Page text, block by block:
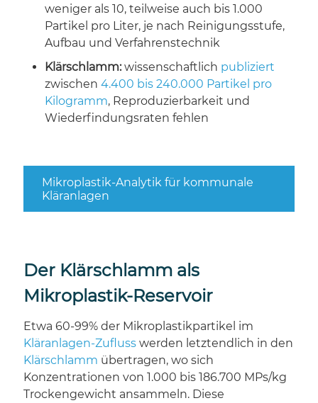
weniger als 10, teilweise auch bis 1.000
Partikel pro Liter, je nach Reinigungsstufe,
Aufbau und Verfahrenstechnik
Klärschlamm:wissenschaftlich publiziert
zwischen 4.400 bis 240.000 Partikel pro
Kilogramm, Reproduzierbarkeit und
Wiederfindungsraten fehlen
Mikroplastik-Analytik für kommunale
Kläranlagen
Der Klärschlamm als
Mikroplastik-Reservoir
Etwa 60-99% der Mikroplastikpartikel im
Kläranlagen-Zufluss werden letztendlich in den
Klärschlamm übertragen, wo sich
Konzentrationen von 1.000 bis 186.700 MPs/kg
Trockengewicht ansammeln. Diese